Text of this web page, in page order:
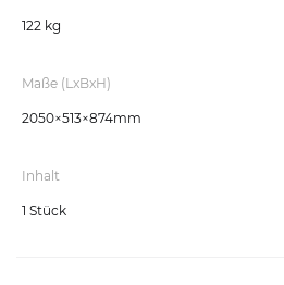
122 kg
Maße (LxBxH)
2050×513×874mm
Inhalt
1 Stück